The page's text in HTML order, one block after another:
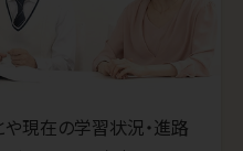
現在の学習状況・進路